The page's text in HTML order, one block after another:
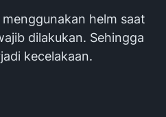
helm saat
dilakukan. Sehingga
kecelakaan.